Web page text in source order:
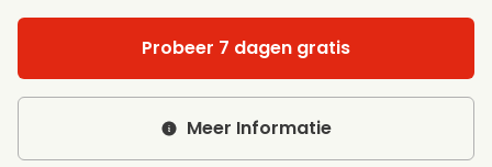
Probeer 7 dagen gratis
Meer Informatie